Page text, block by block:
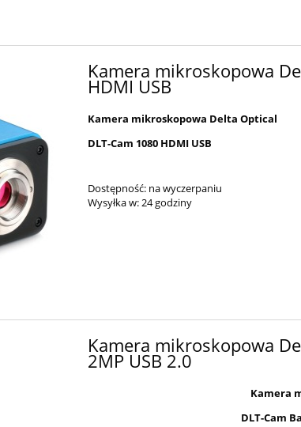
Kamera mikroskopowa
HDMI USB
Kamera mikroskopowa Delta Optical
DLT-Cam 1080 HDMI USB
Dostępność: na wyczerpaniu
Wysyłka w:24 godziny
Kamera mikroskopowa
2MP USB 2.0
Kamera
DLT-Cam